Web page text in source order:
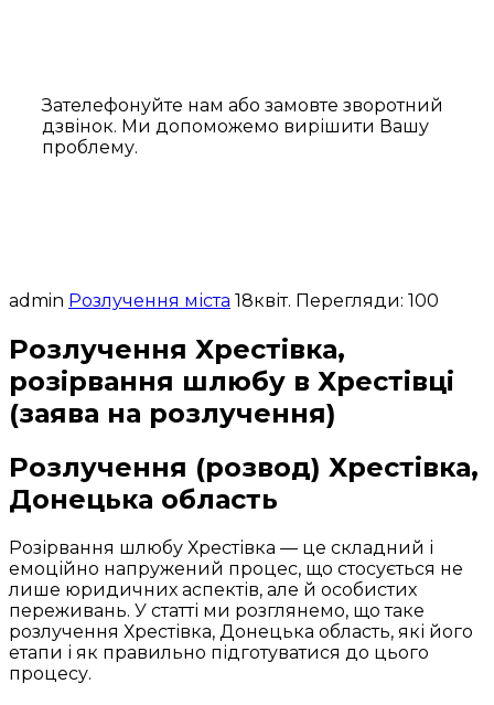
Зателефонуйте нам або замовте зворотний
дзвінок. Ми допоможемо вирішити Вашу
проблему.
admin Розлучення міста 18квіт. Перегляди: 100
Розлучення Хрестівка,
розірвання шлюбу в Хрестівці
(заява на розлучення)
Розлучення (розвод) Хрестівка,
Донецька область
Розірвання шлюбу Хрестівка — це складний і
емоційно напружений процес, що стосується не
лише юридичних аспектів, але й особистих
переживань. У статті ми розглянемо, що таке
розлучення Хрестівка, Донецька область, які його
етапи і як правильно підготуватися до цього
процесу.